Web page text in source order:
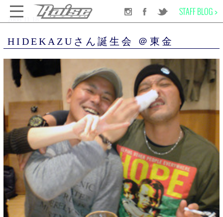
STAFF BLOG >
HIDEKAZUさん誕生会 ＠東金
SURF BOARD
WET SUITS
SURF GEAR
APPAREL
SCHOOL
2008.11.18
HIDEKAZUさん誕生会 ＠東金